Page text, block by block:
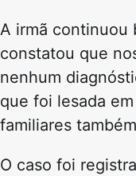
A irmã continuou
constatou que
nenhum
que foi lesada
familiares
O caso foi